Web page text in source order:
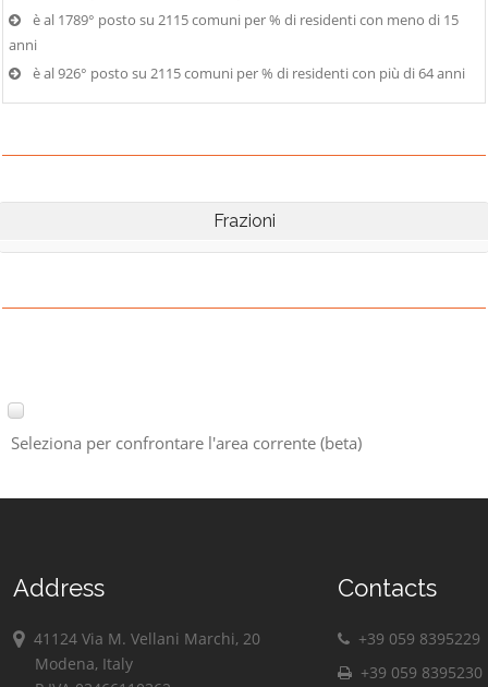
è al 1789° posto su 2115 comuni per % di residenti con meno di 15
anni
è al 926° posto su 2115 comuni per % di residenti con più di 64 anni
Frazioni
Seleziona per confrontare l'area corrente (beta)
Address
41124 Via M. Vellani Marchi, 20
Modena, Italy
Contacts
+39 059 8395229
+39 059 8395230